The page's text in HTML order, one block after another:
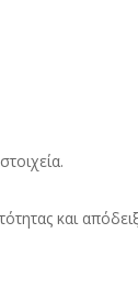
.
και